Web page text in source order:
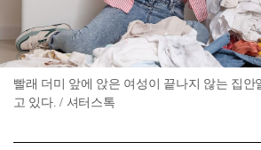
빨래 더미 앞에 앉은 여성이 끝나지 않는 집안
고 있다. / 셔터스톡